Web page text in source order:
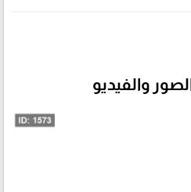
والفيديو